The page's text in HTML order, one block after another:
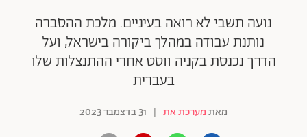
נועה תשבי לא רואה בעיניים. מלכת ההסברה
נותנת עבודה במהלך ביקורה בישראל, ועל
הדרך נכנסת בקניה ווסט אחרי ההתנצלות שלו
בעברית
מאתמערכת את | 31 בדצמבר 2023